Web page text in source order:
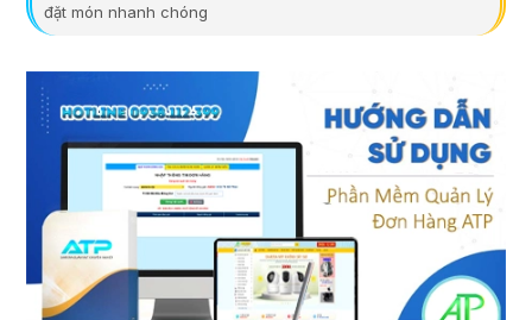
đặt món nhanh chóng